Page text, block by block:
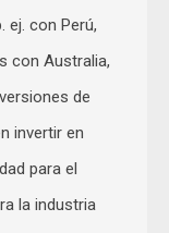
ej. con Perú,
con Australia,
de
invertir en
para el
la industria